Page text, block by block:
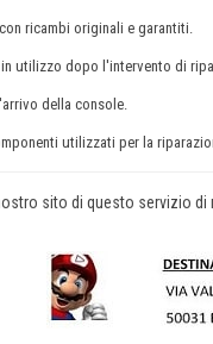
ricambi originali e garantiti.
utilizzo dopo l'intervento di
della console.
utilizzati per la
sito di questo servizio